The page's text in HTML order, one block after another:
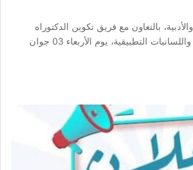
بالتعاون مع فريق تكوين الدكتوراه
لتخصص اللسانيات المعاصرة واللسانيات التطبيقية، يوم الأربعاء 03 جوان